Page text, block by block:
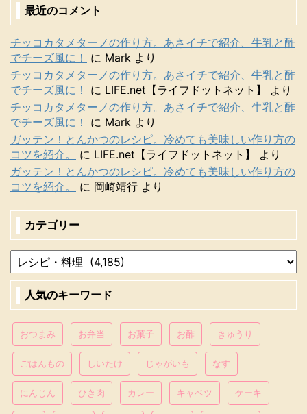
最近のコメント
チッコカタメターノの作り方。あさイチで紹介、牛乳と酢
でチーズ風に！
に Mark より
チッコカタメターノの作り方。あさイチで紹介、牛乳と酢
でチーズ風に！
に LIFE.net【ライフドットネット】
より
チッコカタメターノの作り方。あさイチで紹介、牛乳と酢
でチーズ風に！
に Mark より
ガッテン！とんかつのレシピ。冷めても美味しい作り方の
コツを紹介。
に LIFE.net【ライフドットネット】
より
ガッテン！とんかつのレシピ。冷めても美味しい作り方の
コツを紹介。
に 岡崎靖行 より
カテゴリー
人気のキーワード
おつまみ お弁当 お菓子 お酢 きゅうり
ごはんもの しいたけ じゃがいも なす
にんじん ひき肉 カレー キャベツ ケーキ